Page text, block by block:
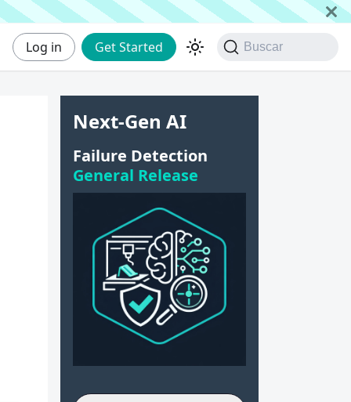
Log in Get Started Buscar
Next-Gen AI
Failure Detection
General Release